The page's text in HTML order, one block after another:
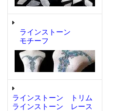
ラインストーン
モチーフ
ラインストーン トリム
ラインストーン レース